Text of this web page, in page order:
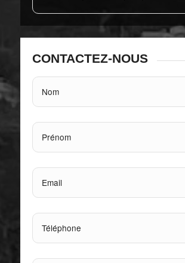
CONTACTEZ-NOUS